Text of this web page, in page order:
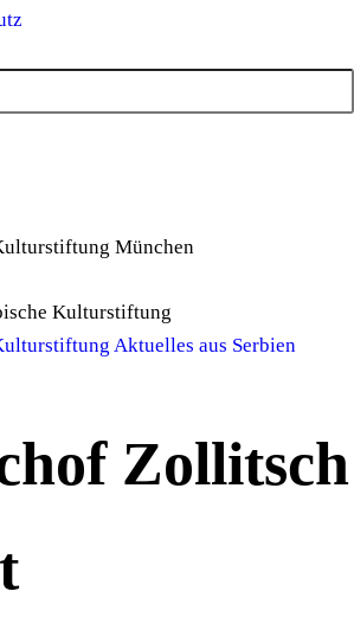
München
Kulturstiftung
Aktuelles aus Serbien
Zollitsch